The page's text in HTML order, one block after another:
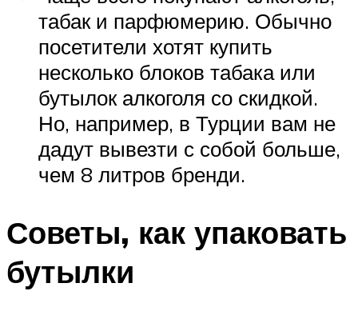
табак и парфюмерию. Обычно
посетители хотят купить
несколько блоков табака или
бутылок алкоголя со скидкой.
Но, например, в Турции вам не
дадут вывезти с собой больше,
чем 8 литров бренди.
Советы, как упаковать
бутылки